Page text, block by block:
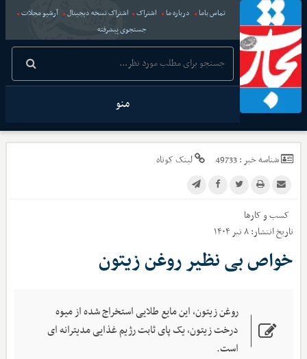
تماس باما درباره ما اشتراک اشتراک نسخه دیجیتال
آرشیو مجلات
جستجوی پیشرفته
منو
شناسه خبر :49733 لینک کوتاه
کسب و کارها
تاریخ انتشار:۸ تیر ۱۴۰۴
خواص بی نظیر روغن زیتون
روغن زیتون، این مایع طلایی استخراج شده از میوه
درخت زیتون، یک پای ثابت رژیم غذایی مدیترانه ‌ای
است.